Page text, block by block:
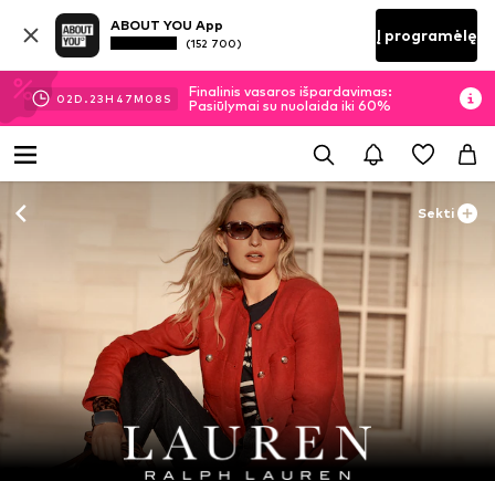
ABOUT YOU App
(152 700) Į programėlę
02D. 23H 47M 06 S
Finalinis vasaros išpardavimas:
Pasiūlymai su nuolaida iki 60%
Sekti